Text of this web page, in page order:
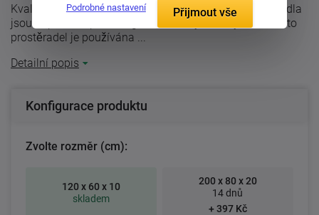
Kvalitní jersey prostěradlo bordo barvy. Jersey prostěradla
jsou napínací, opatřena gumou v tunýlku.K výrobě těchto
prostěradel je používána ...
Detailní popis
Konfigurace produktu
Zvolte rozměr (cm):
120 x 60 x 10
skladem
200 x 80 x 20
14 dnů
+ 397 Kč
Podrobné nastavení Přijmout vše